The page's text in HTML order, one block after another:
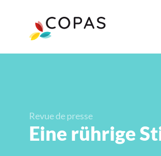
Revue de presse
Eine rührige